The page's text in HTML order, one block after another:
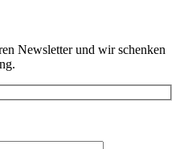
Newsletter und wir schenken